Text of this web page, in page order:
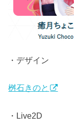
・デザイン
桝石きのと
・Live2D